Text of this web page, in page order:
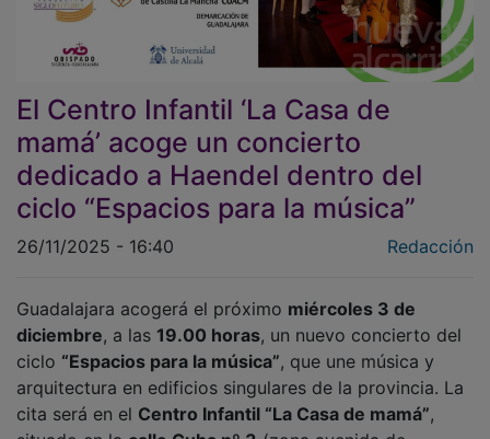
El Centro Infantil ‘La Casa de
mamá’ acoge un concierto
dedicado a Haendel dentro del
ciclo “Espacios para la música”
diciembre , a las19.00 horas, un nuevo concierto del
ciclo“Espacios para la música”, que une música y
arquitectura en edificios singulares de la provincia. La
cita será en elCentro Infantil “La Casa de mamá”,
situado en lacalle Cuba nº 3(zona avenida de